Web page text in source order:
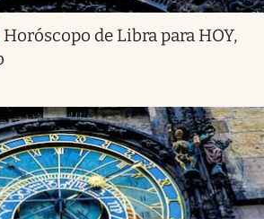
Horóscopo de Libra para HOY,